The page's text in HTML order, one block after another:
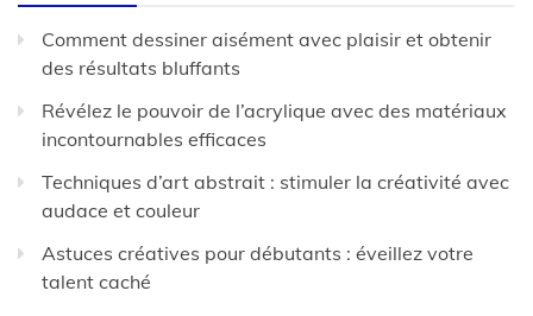
Comment dessiner aisément avec plaisir et obtenir
des résultats bluffants
Révélez le pouvoir de l’acrylique avec des matériaux
incontournables efficaces
Techniques d’art abstrait : stimuler la créativité avec
audace et couleur
Astuces créatives pour débutants : éveillez votre
talent caché